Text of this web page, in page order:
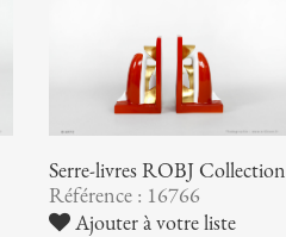
Serre-livres ROBJ Collection
Référence : 16766
Ajouter à votre liste